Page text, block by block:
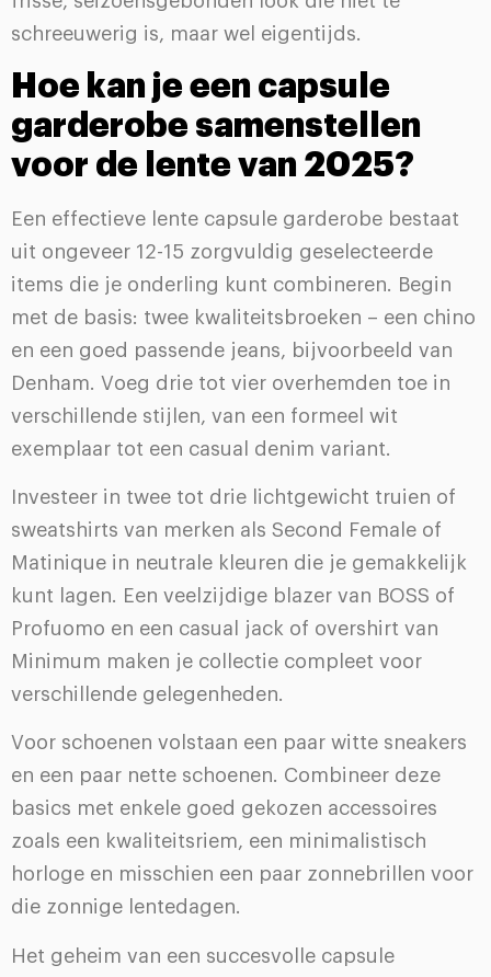
schreeuwerig is, maar wel eigentijds.
Hoe kan je een capsule
garderobe samenstellen
voor de lente van 2025?
Een effectieve lente capsule garderobe bestaat
uit ongeveer 12-15 zorgvuldig geselecteerde
items die je onderling kunt combineren. Begin
met de basis: twee kwaliteitsbroeken – een chino
en een goed passende jeans, bijvoorbeeld van
Denham. Voeg drie tot vier overhemden toe in
verschillende stijlen, van een formeel wit
exemplaar tot een casual denim variant.
Investeer in twee tot drie lichtgewicht truien of
sweatshirts van merken als Second Female of
Matinique in neutrale kleuren die je gemakkelijk
kunt lagen. Een veelzijdige blazer van BOSS of
Profuomo en een casual jack of overshirt van
Minimum maken je collectie compleet voor
verschillende gelegenheden.
Voor schoenen volstaan een paar witte sneakers
en een paar nette schoenen. Combineer deze
basics met enkele goed gekozen accessoires
zoals een kwaliteitsriem, een minimalistisch
horloge en misschien een paar zonnebrillen voor
die zonnige lentedagen.
Het geheim van een succesvolle capsule